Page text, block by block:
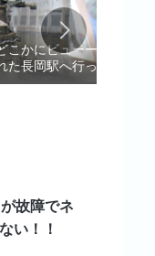
こかにビューーン！で選ば
た長岡駅へ行ってきました
春1/4
故障でネ
い！！